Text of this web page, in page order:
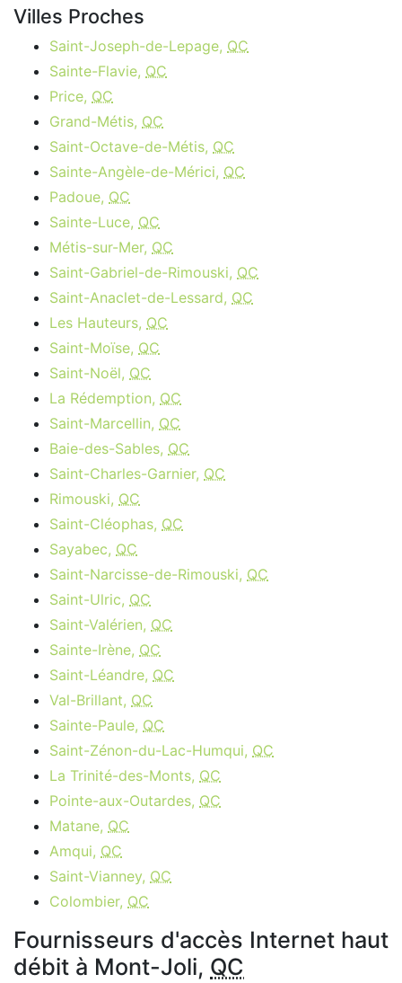
Villes Proches
Saint-Joseph-de-Lepage, QC
Sainte-Flavie, QC
Price, QC
Grand-Métis, QC
Saint-Octave-de-Métis, QC
Sainte-Angèle-de-Mérici, QC
Padoue, QC
Sainte-Luce, QC
Métis-sur-Mer, QC
Saint-Gabriel-de-Rimouski, QC
Saint-Anaclet-de-Lessard, QC
Les Hauteurs, QC
Saint-Moïse, QC
Saint-Noël, QC
La Rédemption, QC
Saint-Marcellin, QC
Baie-des-Sables, QC
Saint-Charles-Garnier, QC
Rimouski, QC
Saint-Cléophas, QC
Sayabec, QC
Saint-Narcisse-de-Rimouski, QC
Saint-Ulric, QC
Saint-Valérien, QC
Sainte-Irène, QC
Saint-Léandre, QC
Val-Brillant, QC
Sainte-Paule, QC
Saint-Zénon-du-Lac-Humqui, QC
La Trinité-des-Monts, QC
Pointe-aux-Outardes, QC
Matane, QC
Amqui, QC
Saint-Vianney, QC
Colombier, QC
Fournisseurs d'accès Internet haut
débit à Mont-Joli, QC